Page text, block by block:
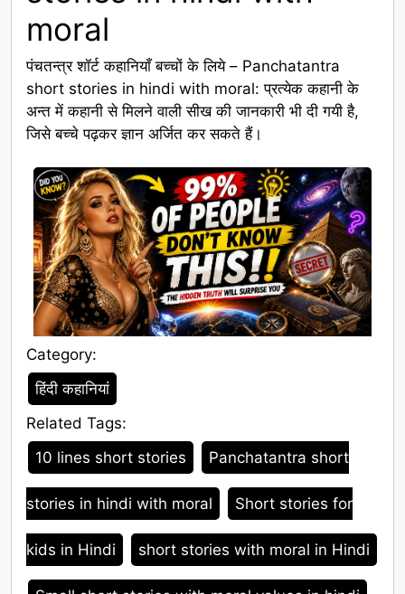
moral
पंचतन्त्र शॉर्ट कहानियाँ बच्चों के लिये – Panchatantra
short stories in hindi with moral: प्रत्येक कहानी के
अन्त में कहानी से मिलने वाली सीख की जानकारी भी दी गयी है,
जिसे बच्चे पढ़कर ज्ञान अर्जित कर सकते हैं।
Category:
Category
हिंदी कहानियां
Related Tags:
Tags
10 lines short stories Panchatantra short
stories in hindi with moral Short stories for
kids in Hindi short stories with moral in Hindi